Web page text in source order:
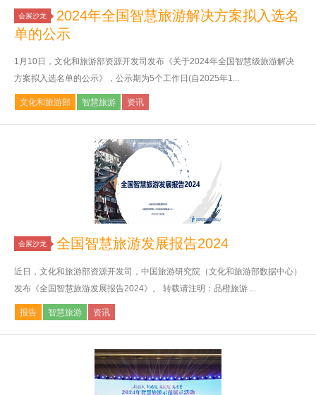
会展沙龙
2024年全国智慧旅游解决方案拟入选名
单的公示
1月10日，文化和旅游部资源开发司发布《关于2024年全国智慧级旅游解决
方案拟入选名单的公示》，公示期为5个工作日(自2025年1...
文化和旅游部 智慧旅游 资讯
会展沙龙 全国智慧旅游发展报告2024
近日，文化和旅游部资源开发司，中国旅游研究院（文化和旅游部数据中心）
发布《全国智慧旅游发展报告2024》。 转载请注明：品橙旅游 ...
报告 智慧旅游 资讯